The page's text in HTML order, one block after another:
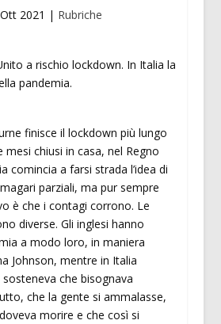
2021 | Rubriche
finisce il lockdown più lungo
chiusi in casa, nel Regno
comincia a farsi strada l’idea di
parziali, ma pur sempre
è che i contagi corrono. Le
diverse. Gli inglesi hanno
a modo loro, in maniera
Johnson, mentre in Italia
che bisognava
che la gente si ammalasse,
morire e che così si